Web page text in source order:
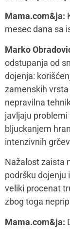
Mama.com&ja:
mesec dana sa
Marko
odstupanja od
dojenja:
zamenskih
nepravilna
javljaju
bljuckanjem
intenzivnih
Nažalost zaista
podršku dojenju
veliki procenat
zbog toga
Mama.com&ja: